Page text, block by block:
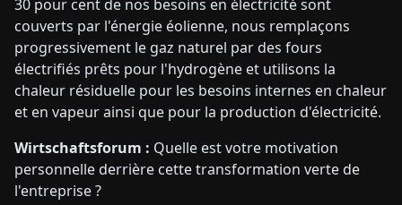
30 pour cent de nos besoins en électricité sont
couverts par l'énergie éolienne, nous remplaçons
progressivement le gaz naturel par des fours
électrifiés prêts pour l'hydrogène et utilisons la
chaleur résiduelle pour les besoins internes en chaleur
et en vapeur ainsi que pour la production d'électricité.
Wirtschaftsforum : Quelle est votre motivation
personnelle derrière cette transformation verte de
l'entreprise ?